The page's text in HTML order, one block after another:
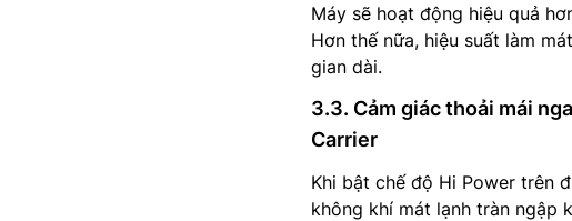
Máy sẽ hoạt động hiệu quả
Hơn thế nữa, hiệu suất làm
gian dài.
3.3. Cảm giác thoải mái
Carrier
Khi bật chế độ Hi Power trên
không khí mát lạnh tràn ngập